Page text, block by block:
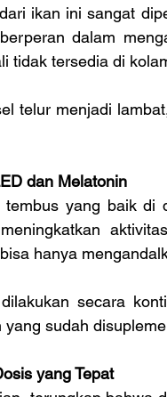
ikan ini sangat
dalam
tidak tersedia di
telur menjadi
dan Melatonin
yang baik di
hanya
secara
sudah
yang Tepat